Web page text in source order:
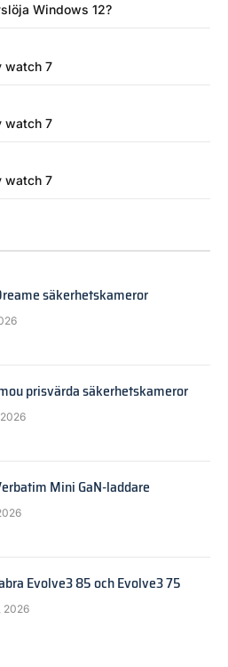
Windows 12?
watch 7
watch 7
watch 7
säkerhetskameror
prisvärda säkerhetskameror
Mini GaN-laddare
Evolve3 85 och Evolve3 75
2026